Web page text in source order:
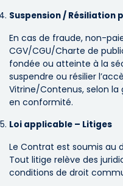
Suspension / Résiliation
En cas de fraude, non-
CGV/CGU/Charte de
fondée ou atteinte à la
suspendre ou résilier
Vitrine/Contenus, selon
en conformité.
Loi applicable – Litiges
Le Contrat est soumis au
Tout litige relève des
conditions de droit